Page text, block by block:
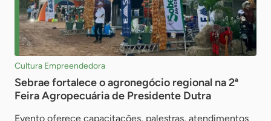
Cultura Empreendedora
Sebrae fortalece o agronegócio regional na 2ª
Feira Agropecuária de Presidente Dutra
Evento oferece capacitações, palestras, atendimentos